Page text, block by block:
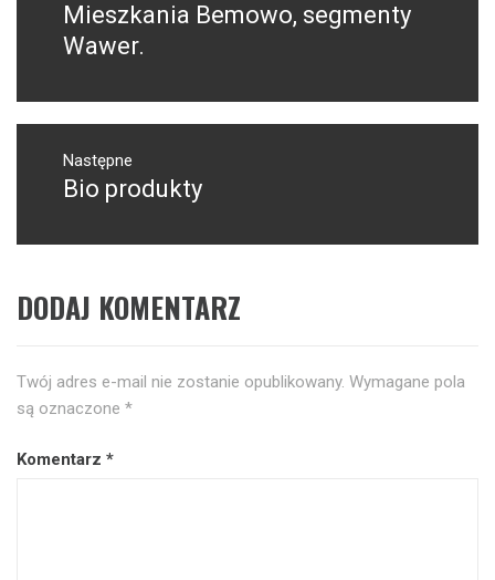
Poprzedni
wpis:
Mieszkania Bemowo, segmenty
Wawer.
Następne
Następny
Bio produkty
DODAJ KOMENTARZ
Twój adres e-mail nie zostanie opublikowany. Wymagane pola
są oznaczone *
Komentarz *